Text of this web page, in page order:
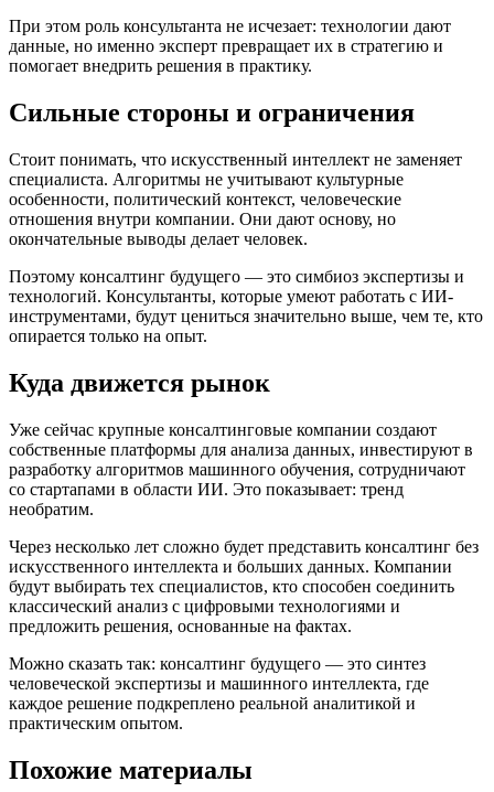
При этом роль консультанта не исчезает: технологии дают
данные, но именно эксперт превращает их в стратегию и
помогает внедрить решения в практику.
Сильные стороны и ограничения
Стоит понимать, что искусственный интеллект не заменяет
специалиста. Алгоритмы не учитывают культурные
особенности, политический контекст, человеческие
отношения внутри компании. Они дают основу, но
окончательные выводы делает человек.
Поэтому консалтинг будущего — это симбиоз экспертизы и
технологий. Консультанты, которые умеют работать с ИИ-
инструментами, будут цениться значительно выше, чем те, кто
опирается только на опыт.
Куда движется рынок
Уже сейчас крупные консалтинговые компании создают
собственные платформы для анализа данных, инвестируют в
разработку алгоритмов машинного обучения, сотрудничают
со стартапами в области ИИ. Это показывает: тренд
необратим.
Через несколько лет сложно будет представить консалтинг без
искусственного интеллекта и больших данных. Компании
будут выбирать тех специалистов, кто способен соединить
классический анализ с цифровыми технологиями и
предложить решения, основанные на фактах.
Можно сказать так: консалтинг будущего — это синтез
человеческой экспертизы и машинного интеллекта, где
каждое решение подкреплено реальной аналитикой и
практическим опытом.
Похожие материалы